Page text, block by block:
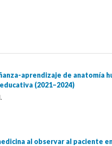
aprendizaje de anatomía
(2021–2024)
al observar al paciente